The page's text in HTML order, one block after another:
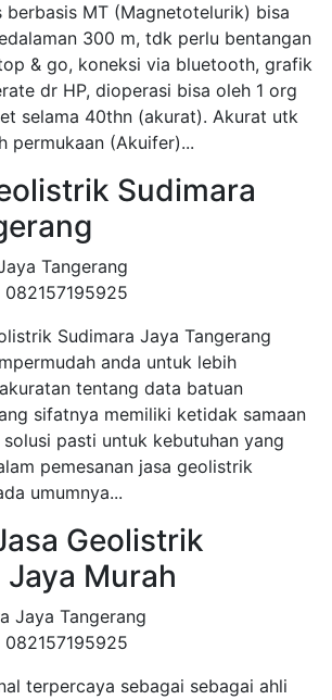
berbasis MT (Magnetotelurik) bisa
300 m, tdk perlu bentangan
& go, koneksi via bluetooth, grafik
dr HP, dioperasi bisa oleh 1 org
selama 40thn (akurat). Akurat utk
permukaan (Akuifer)...
Sudimara
Tangerang
082157195925
Sudimara Jaya Tangerang
anda untuk lebih
tentang data batuan
sifatnya memiliki ketidak samaan
pasti untuk kebutuhan yang
pemesanan jasa geolistrik
umumnya...
Geolistrik
Murah
Jaya Tangerang
082157195925
terpercaya sebagai sebagai ahli